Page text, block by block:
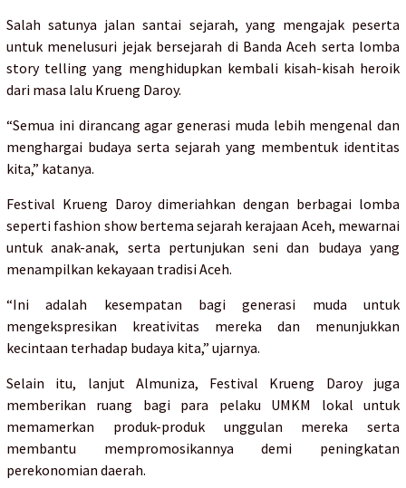
Salah satunya jalan santai sejarah, yang mengajak peserta
untuk menelusuri jejak bersejarah di Banda Aceh serta lomba
story telling yang menghidupkan kembali kisah-kisah heroik
dari masa lalu Krueng Daroy.
“Semua ini dirancang agar generasi muda lebih mengenal dan
menghargai budaya serta sejarah yang membentuk identitas
kita,” katanya.
Festival Krueng Daroy dimeriahkan dengan berbagai lomba
seperti fashion show bertema sejarah kerajaan Aceh, mewarnai
untuk anak-anak, serta pertunjukan seni dan budaya yang
menampilkan kekayaan tradisi Aceh.
“Ini adalah kesempatan bagi generasi muda untuk
mengekspresikan kreativitas mereka dan menunjukkan
kecintaan terhadap budaya kita,” ujarnya.
Selain itu, lanjut Almuniza, Festival Krueng Daroy juga
memberikan ruang bagi para pelaku UMKM lokal untuk
memamerkan produk-produk unggulan mereka serta
membantu mempromosikannya demi peningkatan
perekonomian daerah.